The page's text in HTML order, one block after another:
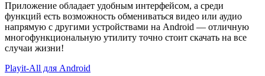
Приложение обладает удобным интерфейсом, а среди
функций есть возможность обмениваться видео или аудио
напрямую с другими устройствами на Android — отличную
многофункциональную утилиту точно стоит скачать на все
случаи жизни!
Playit-All для Android